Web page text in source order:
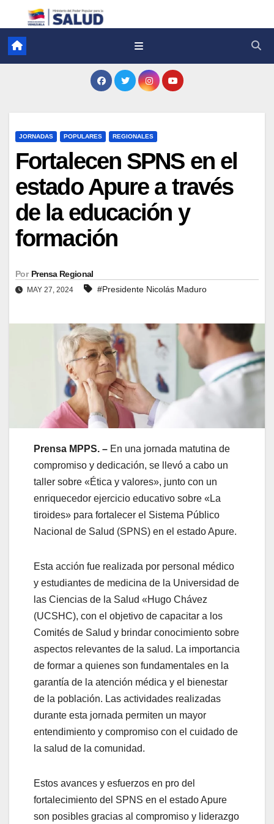
JORNADAS POPULARES REGIONALES
Fortalecen SPNS en el
estado Apure a través
de la educación y
formación
Por Prensa Regional
MAY 27, 2024 #Presidente Nicolás Maduro
Prensa MPPS. – En una jornada matutina de
compromiso y dedicación, se llevó a cabo un
taller sobre «Ética y valores», junto con un
enriquecedor ejercicio educativo sobre «La
tiroides» para fortalecer el Sistema Público
Nacional de Salud (SPNS) en el estado Apure.
Esta acción fue realizada por personal médico
y estudiantes de medicina de la Universidad de
las Ciencias de la Salud «Hugo Chávez
(UCSHC), con el objetivo de capacitar a los
Comités de Salud y brindar conocimiento sobre
aspectos relevantes de la salud. La importancia
de formar a quienes son fundamentales en la
garantía de la atención médica y el bienestar
de la población. Las actividades realizadas
durante esta jornada permiten un mayor
entendimiento y compromiso con el cuidado de
la salud de la comunidad.
Estos avances y esfuerzos en pro del
fortalecimiento del SPNS en el estado Apure
son posibles gracias al compromiso y liderazgo